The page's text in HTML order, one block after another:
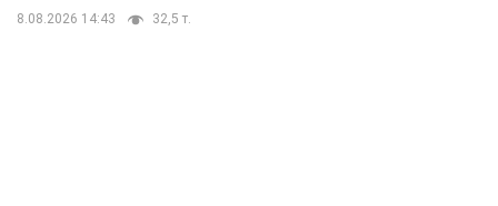
8.08.2026 14:43 32,5 т.